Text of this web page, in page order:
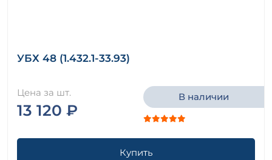
УБХ 48 (1.432.1-33.93)
Цена за шт.
13 120 ₽
В наличии
Купить